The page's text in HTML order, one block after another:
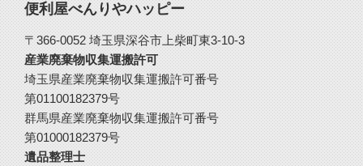
便利屋べんりやハッピー
〒366-0052 埼玉県深谷市上柴町東3-10-3
産業廃棄物収集運搬許可
埼玉県産業廃棄物収集運搬許可番号
第01100182379号
群馬県産業廃棄物収集運搬許可番号
第01000182379号
遺品整理士